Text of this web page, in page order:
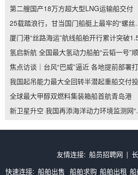
第二艘国产18万方超大型LNG运输船交付
25载踏浪行，甘当国
我国起吊能力最大全回转半潜起重船交付
全球最大甲醇双燃料集装箱船首航青岛港
新卫星
友情连接: 船员招聘网 |
快速连接: 船舶出售 船舶求购 船舶出租